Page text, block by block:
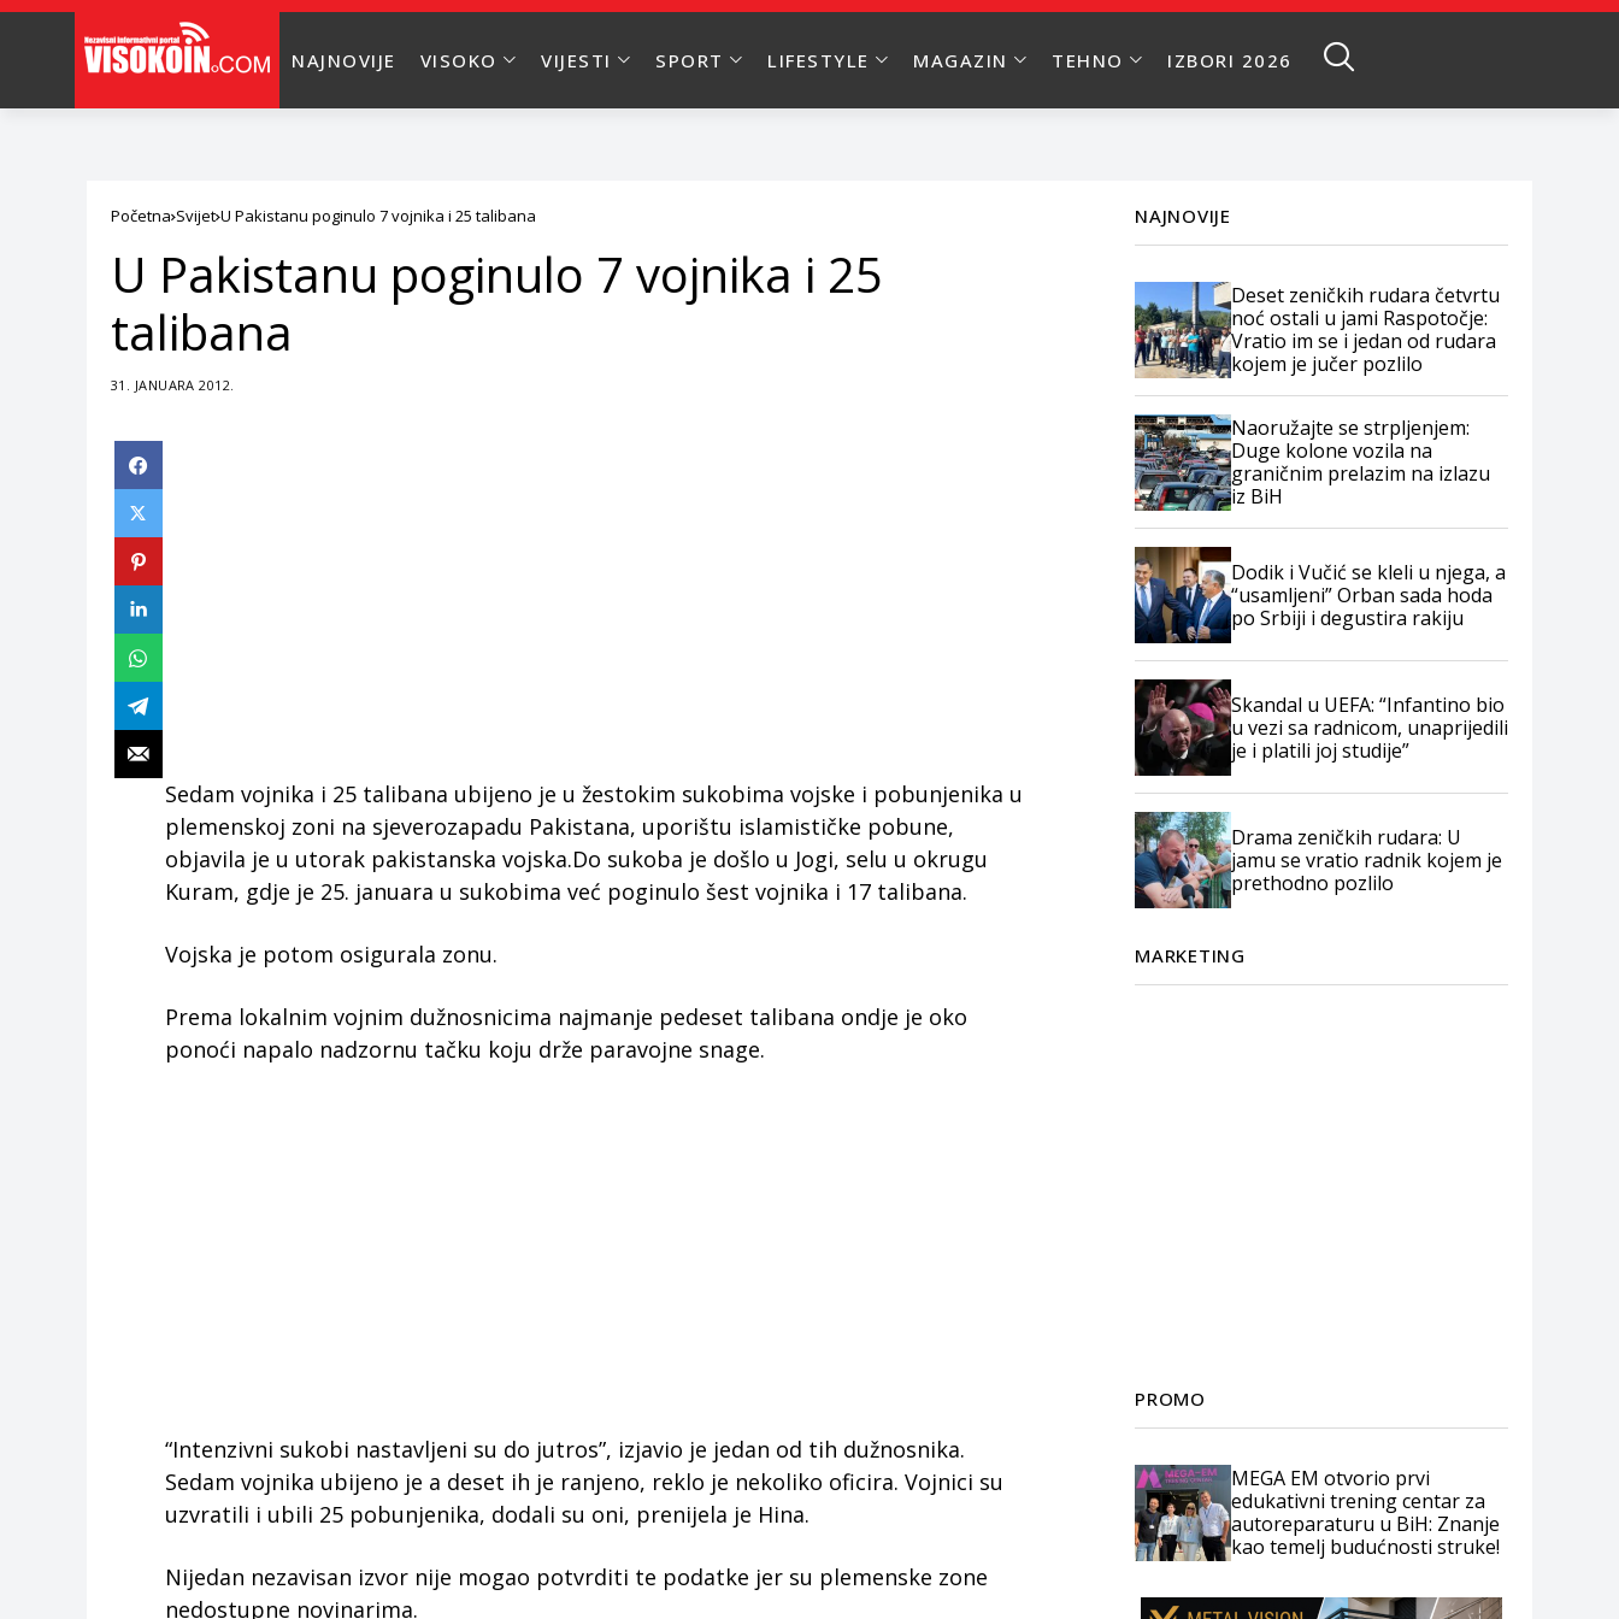
NAJNOVIJE VISOKO VIJESTI SPORT LIFESTYLE MAGAZIN TEHNO IZBORI 2026
Početna Svijet U Pakistanu poginulo 7 vojnika i 25 talibana
U Pakistanu poginulo 7 vojnika i 25
talibana
31. JANUARA 2012.
Sedam vojnika i 25 talibana ubijeno je u žestokim sukobima vojske i pobunjenika u
plemenskoj zoni na sjeverozapadu Pakistana, uporištu islamističke pobune,
objavila je u utorak pakistanska vojska.Do sukoba je došlo u Jogi, selu u okrugu
Kuram, gdje je 25. januara u sukobima već poginulo šest vojnika i 17 talibana.
Vojska je potom osigurala zonu.
Prema lokalnim vojnim dužnosnicima najmanje pedeset talibana ondje je oko
ponoći napalo nadzornu tačku koju drže paravojne snage.
“Intenzivni sukobi nastavljeni su do jutros”, izjavio je jedan od tih dužnosnika.
Sedam vojnika ubijeno je a deset ih je ranjeno, reklo je nekoliko oficira. Vojnici su
uzvratili i ubili 25 pobunjenika, dodali su oni, prenijela je Hina.
Nijedan nezavisan izvor nije mogao potvrditi te podatke jer su plemenske zone
nedostupne novinarima.
NAJNOVIJE
Deset zeničkih rudara četvrtu
noć ostali u jami Raspotočje:
Vratio im se i jedan od rudara
kojem je jučer pozlilo
Naoružajte se strpljenjem:
Duge kolone vozila na
graničnim prelazim na izlazu
iz BiH
Dodik i Vučić se kleli u njega, a
“usamljeni” Orban sada hoda
po Srbiji i degustira rakiju
Skandal u UEFA: “Infantino bio
u vezi sa radnicom, unaprijedili
je i platili joj studije”
Drama zeničkih rudara: U
jamu se vratio radnik kojem je
prethodno pozlilo
MARKETING
PROMO
MEGA EM otvorio prvi
edukativni trening centar za
autoreparaturu u BiH: Znanje
kao temelj budućnosti struke!